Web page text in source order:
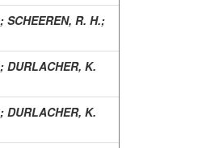
; SCHEEREN, R. H.;
; DURLACHER, K.
; DURLACHER, K.